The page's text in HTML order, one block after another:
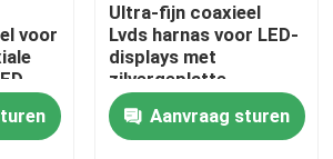
voor
Ultra-fijn coaxieel
Lvds harnas voor LED-
displays met
zilvergeplatte
vergrendeling,
betrouwbare
producenten van
Aanvraag sturen